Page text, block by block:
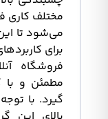
مختلف کاری
می‌شود تا
برای
فروشگاه
مطمئن و با
گیرد. با